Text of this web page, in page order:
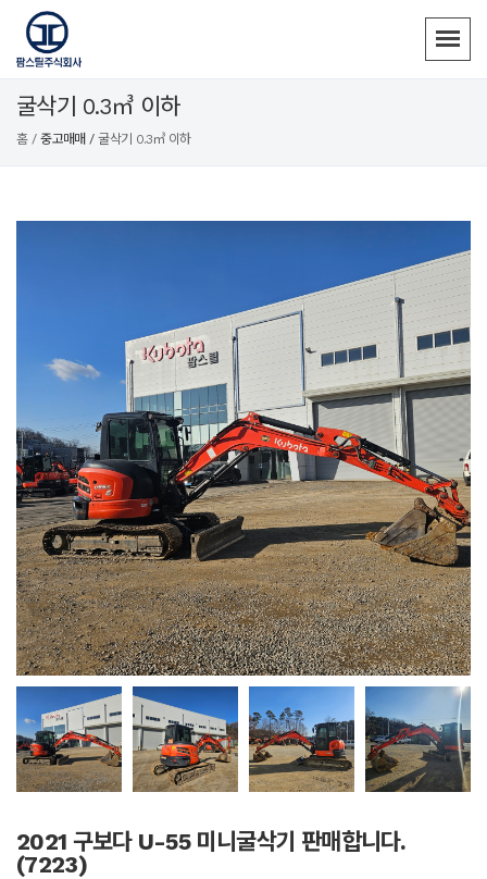
굴삭기 0.3㎥ 이하
홈 / 중고매매 / 굴삭기 0.3㎥ 이하
2021 구보다 U-55 미니굴삭기 판매합니다.
(7223)